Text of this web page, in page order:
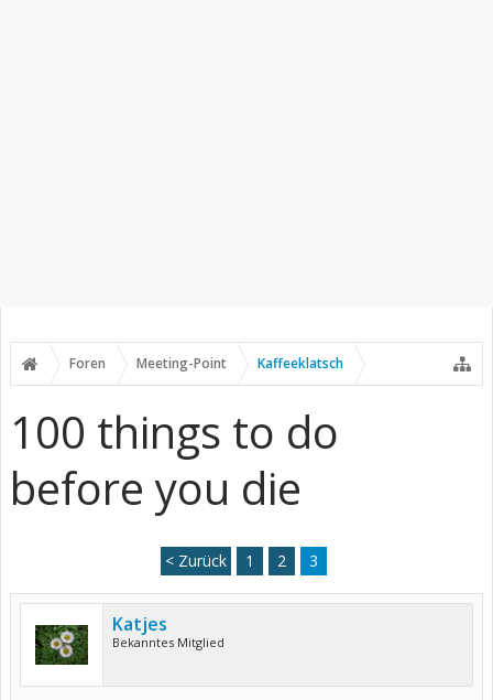
Foren Meeting-Point Kaffeeklatsch
100 things to do
before you die
< Zurück 1 2 3
Katjes
Bekanntes Mitglied